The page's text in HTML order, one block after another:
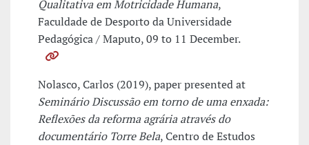
Qualitativa em Motricidade Humana,
Faculdade de Desporto da Universidade
Pedagógica / Maputo, 09 to 11 December.
Nolasco, Carlos (2019), paper presented at
Seminário Discussão em torno de uma enxada:
Reflexões da reforma agrária através do
documentário Torre Bela, Centro de Estudos